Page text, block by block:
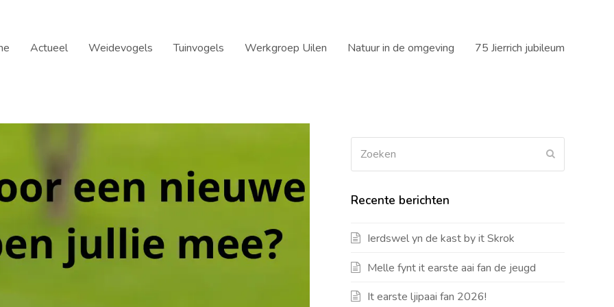
Actueel Weidevogels Tuinvogels Werkgroep Uilen Natuur in de omgeving 75 Jierrich jubileum
Recente berichten
Ierdswel yn de kast by it Skrok
Melle fynt it earste aai fan de jeugd
It earste ljipaai fan 2026!